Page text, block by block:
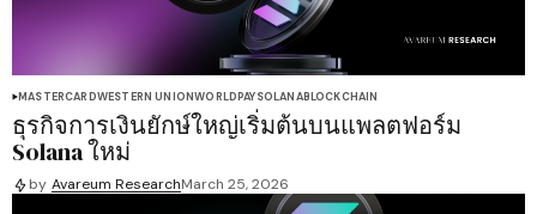
MASTERCARDWESTERN UNIONWORLDPAYSOLANABLOCKCHAIN
ธุรกิจการเงินยักษ์ใหญ่เริ่มต้นบนแพลตฟอร์ม
Solana ใหม่
by Avareum ResearchMarch 25, 2026